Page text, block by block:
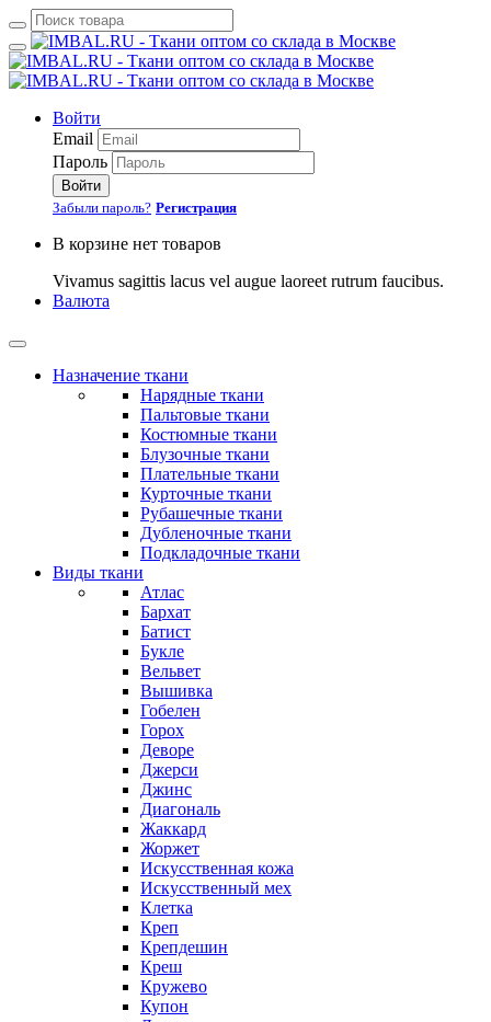
Войти
Email
Пароль
Войти
Забыли пароль? Регистрация
В корзине нет товаров
Vivamus sagittis lacus vel augue laoreet rutrum faucibus.
Валюта
Назначение ткани
Нарядные ткани
Пальтовые ткани
Костюмные ткани
Блузочные ткани
Плательные ткани
Курточные ткани
Рубашечные ткани
Дубленочные ткани
Подкладочные ткани
Виды ткани
Атлас
Бархат
Батист
Букле
Вельвет
Вышивка
Гобелен
Горох
Деворе
Джерси
Джинс
Диагональ
Жаккард
Жоржет
Искусственная кожа
Искусственный мех
Клетка
Креп
Крепдешин
Креш
Кружево
Купон